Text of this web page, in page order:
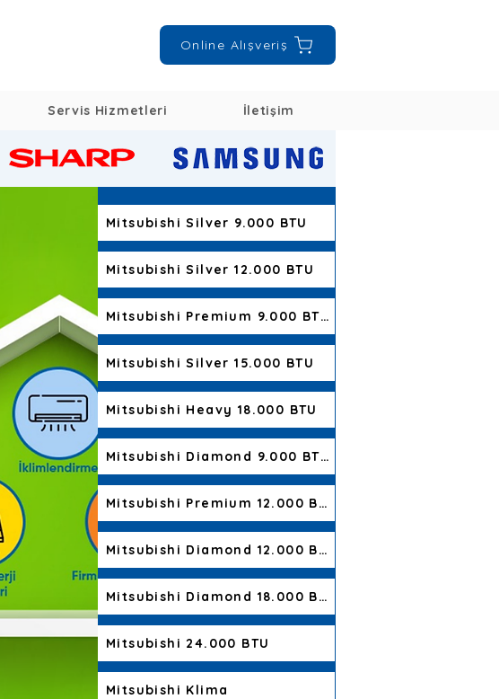
Online Alışveriş
Servis Hizmetleri İletişim
Mitsubishi Silver 9.000 BTU
Mitsubishi Silver 12.000 BTU
Mitsubishi Premium 9.000 BTU
Mitsubishi Silver 15.000 BTU
Mitsubishi Heavy 18.000 BTU
Mitsubishi Diamond 9.000 BTU
Mitsubishi Premium 12.000 BTU
Mitsubishi Diamond 12.000 BTU
Mitsubishi Diamond 18.000 BTU
Mitsubishi 24.000 BTU
Mitsubishi Klima